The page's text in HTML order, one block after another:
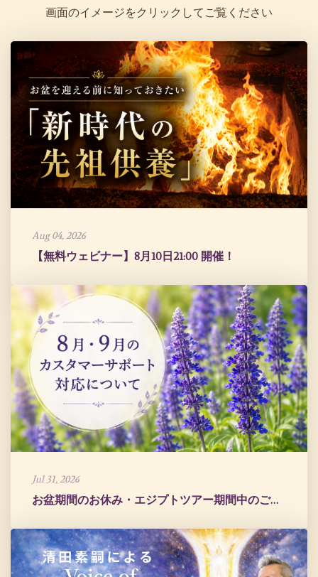
画面のイメージをクリックしてご覧ください
Aug 04, 2026
【無料ウェビナー】8月10日21:00 開催！
Jul 31, 2026
お盆期間のお休み・エジプトツアー期間中のご案内